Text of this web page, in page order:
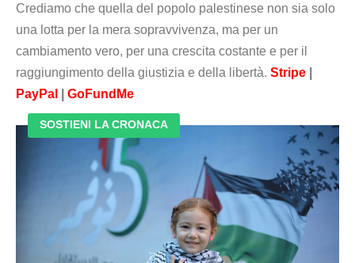
Crediamo che quella del popolo palestinese non sia solo
una lotta per la mera sopravvivenza, ma per un
cambiamento vero, per una crescita costante e per il
raggiungimento della giustizia e della libertà. Stripe
PayPal
GoFundMe
SOSTIENI LA CRONACA